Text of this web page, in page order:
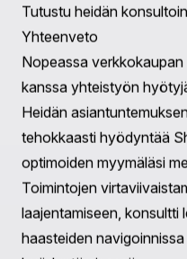
Käyttäjäkokemus &
Praella on erinomainen
käyttäjäkokemusten
perustuvan analyysin
varmistaen brändisi
kosketuspisteessä.
Verkkosivustojen &
Laajenna visiota
ja
robottien, skaalautuvien